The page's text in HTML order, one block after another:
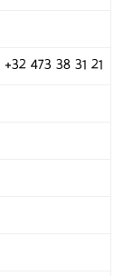
+32 473 38 31 21